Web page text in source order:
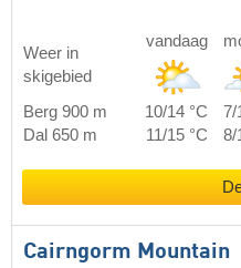
Weer in
skigebied
vandaag
Berg 900 m 10/14 °C 7/
Dal 650 m
11/15 °C 8/
Cairngorm Mountain